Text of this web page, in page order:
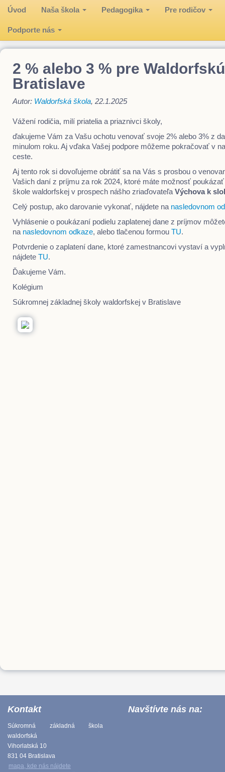
Úvod Naša škola Pedagogika Pre rodičov
Podporte nás
2 % alebo 3 % pre
Bratislave
Autor: Waldorfská škola, 22.1.2025
Vážení rodičia, milí priatelia a priaznivci školy,
ďakujeme Vám za Vašu ochotu venovať svoje 2% alebo 3% z
minulom roku. Aj vďaka Vašej podpore môžeme pokračovať v
ceste.
Aj tento rok si dovoľujeme obrátiť sa na Vás s prosbou o
Vašich daní z príjmu za rok 2024, ktoré máte možnosť
škole waldorfskej v prospech nášho zriaďovateľa Výchova k
Celý postup, ako darovanie vykonať, nájdete na nasledovnom
Vyhlásenie o poukázaní podielu zaplatenej dane z príjmov
na nasledovnom odkaze, alebo tlačenou formou TU.
Potvrdenie o zaplatení dane, ktoré zamestnancovi vystaví a
nájdete TU.
Ďakujeme Vám.
Kolégium
Súkromnej základnej školy waldorfskej v Bratislave
Kontakt
Súkromná základná škola
waldorfská
Vihorlatská 10
831 04 Bratislava
mapa, kde nás nájdete
Navštívte nás na: